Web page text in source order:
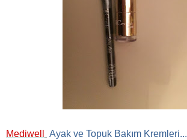
Mediwell Ayak ve Topuk Bakım Kremleri...